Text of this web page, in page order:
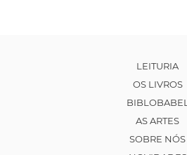
LEITURIA
OS LIVROS
BIBLOBABEL
AS ARTES
SOBRE NÓS